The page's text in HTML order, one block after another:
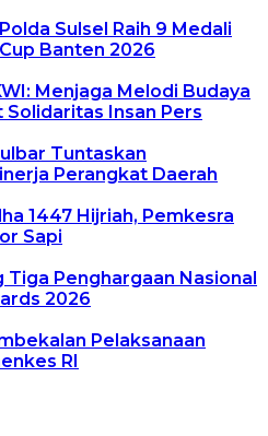
Sulsel Raih 9 Medali
Banten 2026
Menjaga Melodi Budaya
Insan Pers
Tuntaskan
Perangkat Daerah
1447 Hijriah, Pemkesra
Sapi
Penghargaan Nasional
2026
Pelaksanaan
RI